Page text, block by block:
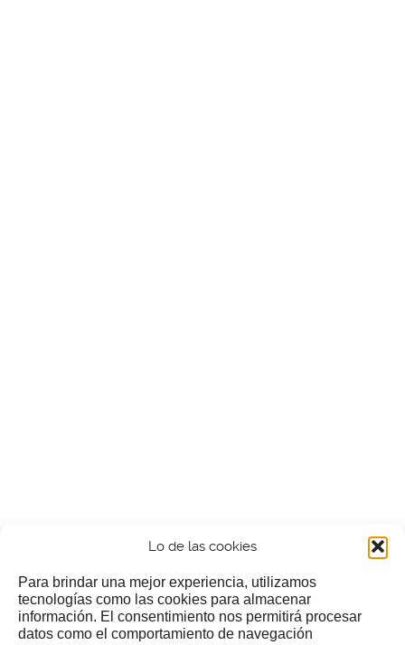
Lo de las cookies
Para brindar una mejor experiencia, utilizamos
tecnologías como las cookies para almacenar
información. El consentimiento nos permitirá procesar
datos como el comportamiento de navegación
¿Nos invitas a un cafecillo?